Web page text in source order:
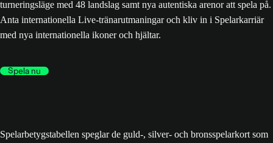
turneringsläge med 48 landslag samt nya autentiska arenor att spela på.
Anta internationella Live-tränarutmaningar och kliv in i Spelarkarriär
med nya internationella ikoner och hjältar.
Spela nu
Spelarbetygstabellen speglar de guld-, silver- och bronsspelarkort som